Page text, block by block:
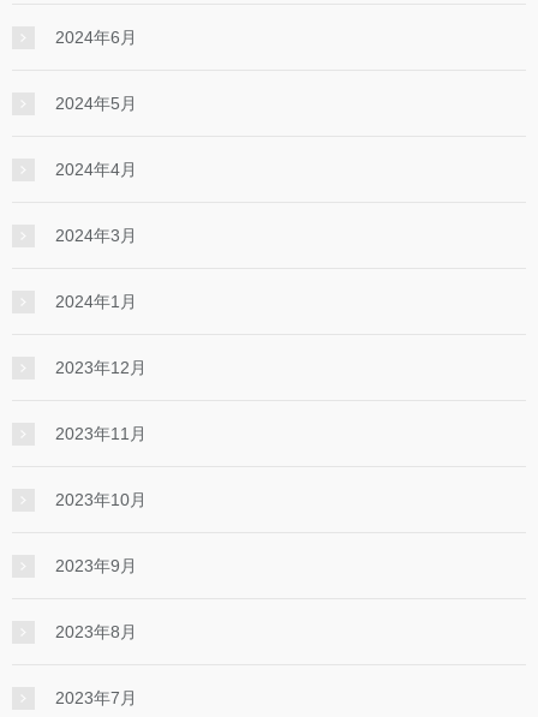
2024年6月
2024年5月
2024年4月
2024年3月
2024年1月
2023年12月
2023年11月
2023年10月
2023年9月
2023年8月
2023年7月